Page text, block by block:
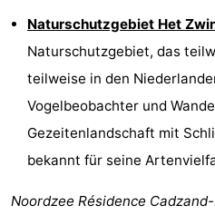
Cadzand-
Dorp
-
Retranchement
Natur
Het
Zwin
Westflandern
Brügge
-
Naturschutzgebiet Het
Naturschutzgebiet, das
teilweise in den
Vogelbeobachter und
Gezeitenlandschaft mit
bekannt für seine
Noordzee Résidence